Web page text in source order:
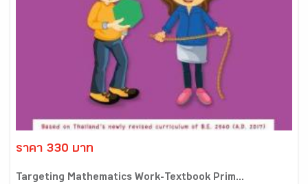
ราคา 330 บาท
Targeting Mathematics Work-Textbook Prim...